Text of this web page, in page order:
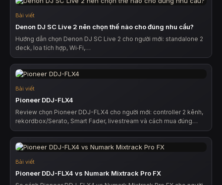
Bài viết
Denon DJ SC Live 2 nên chọn thế nào cho đúng nhu cầu?
Hướng dẫn chọn Denon DJ SC Live 2 cho người mới: standalone 2
deck, loa tích hợp, Wi‑Fi,…
Bài viết
Pioneer DDJ-FLX4
Review chọn Pioneer DDJ-FLX4 cho người mới: controller 2 kênh,
rekordbox/Serato, Smart Fader, livestream và cách mua đúng…
Bài viết
Pioneer DDJ-FLX4 vs Numark Mixtrack Pro FX